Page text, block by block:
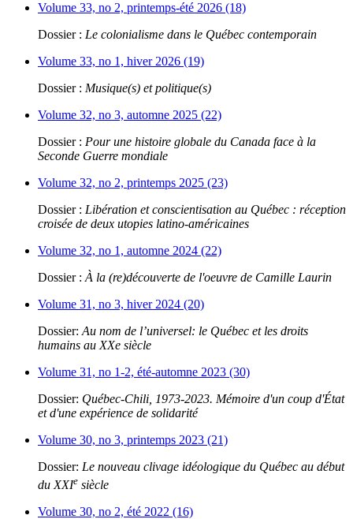
Volume 33, no 2, printemps-été 2026 (18)
Dossier : Le colonialisme dans le Québec contemporain
Volume 33, no 1, hiver 2026 (19)
Dossier : Musique(s) et politique(s)
Volume 32, no 3, automne 2025 (22)
Dossier : Pour une histoire globale du Canada face à la
Seconde Guerre mondiale
Volume 32, no 2, printemps 2025 (23)
Dossier : Libération et conscientisation au Québec : réception
croisée de deux utopies latino-américaines
Volume 32, no 1, automne 2024 (22)
Dossier : À la (re)découverte de l'oeuvre de Camille Laurin
Volume 31, no 3, hiver 2024 (20)
Dossier: Au nom de l’universel: le Québec et les droits
humains au XXe siècle
Volume 31, no 1-2, été-automne 2023 (30)
Dossier: Québec-Chili, 1973-2023. Mémoire d'un coup d'État
et d'une expérience de solidarité
Volume 30, no 3, printemps 2023 (21)
Dossier: Le nouveau clivage idéologique du Québec au début
du XXIe siècle
Volume 30, no 2, été 2022 (16)